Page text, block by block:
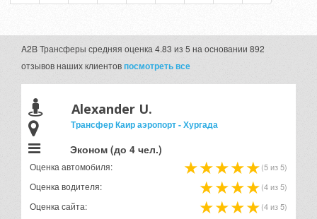
A2B Трансферы средняя оценка 4.83 из 5 на основании 892
отзывов наших клиентовпосмотреть все
Alexander U.
Трансфер Каир аэропорт - Хургада
Эконом (до 4 чел.)
Оценка автомобиля: (5 из 5)
Оценка водителя: (4 из 5)
Оценка сайта: (4 из 5)